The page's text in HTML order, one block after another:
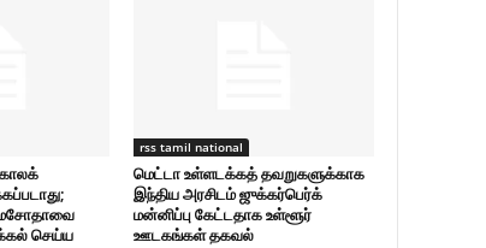
மசோதாவை
செய்ய
rss tamil national
மெட்டா உள்ளடக்கத் தவறுகளுக்காக
இந்திய அரசிடம் ஜுக்கர்பெர்க்
மன்னிப்பு கேட்டதாக உள்ளூர்
ஊடகங்கள் தகவல்